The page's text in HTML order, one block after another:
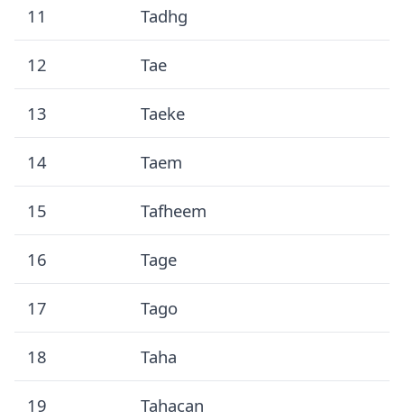
11 Tadhg
12 Tae
13 Taeke
14 Taem
15 Tafheem
16 Tage
17 Tago
18 Taha
19 Tahacan